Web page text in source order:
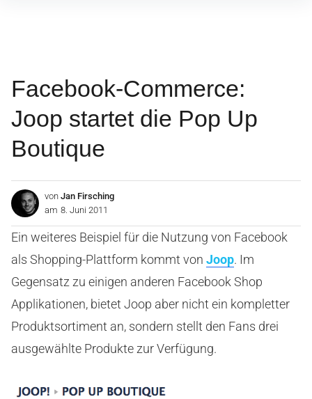
Facebook-Commerce:
Joop startet die Pop Up
Boutique
von Jan Firsching
am 8. Juni 2011
Ein weiteres Beispiel für die Nutzung von Facebook
als Shopping-Plattform kommt von Joop. Im
Gegensatz zu einigen anderen Facebook Shop
Applikationen, bietet Joop aber nicht ein kompletter
Produktsortiment an, sondern stellt den Fans drei
ausgewählte Produkte zur Verfügung.